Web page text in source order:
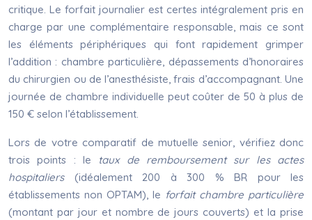
critique. Le forfait journalier est certes intégralement pris en
charge par une complémentaire responsable, mais ce sont
les éléments périphériques qui font rapidement grimper
l’addition : chambre particulière, dépassements d’honoraires
du chirurgien ou de l’anesthésiste, frais d’accompagnant. Une
journée de chambre individuelle peut coûter de 50 à plus de
150 € selon l’établissement.
Lors de votre comparatif de mutuelle senior, vérifiez donc
trois points : le taux de remboursement sur les actes
hospitaliers(idéalement 200 à 300 % BR pour les
établissements non OPTAM), le forfait chambre particulière
(montant par jour et nombre de jours couverts) et la prise